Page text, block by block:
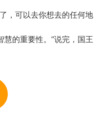
，可以去你想去的任何地
的重要性。”说完，国王